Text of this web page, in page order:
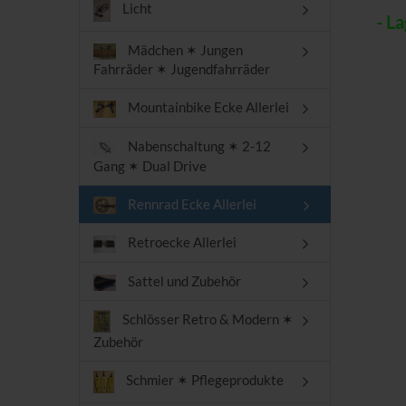
-
Licht
Mädchen ✶ Jungen
Fahrräder ✶ Jugendfahrräder
Mountainbike Ecke Allerlei
Nabenschaltung ✶ 2-12
Gang ✶ Dual Drive
Rennrad Ecke Allerlei
Retroecke Allerlei
Sattel und Zubehör
Schlösser Retro & Modern ✶
Zubehör
Schmier ✶ Pflegeprodukte